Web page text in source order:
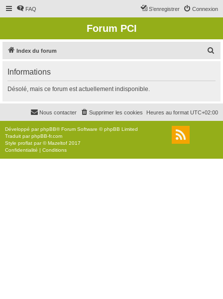
FAQ Connexion
S’enregistrer
Forum PCI
Index du forum
r
c
r
Informations
Désolé, mais ce forum est actuellement indisponible.
Heures au format UTC+02:00
Supprimer les cookies
Nous contacter
Développé parphpBB® Forum Software © phpBB Limited
Traduit parphpBB-fr.com
Style proflat par ©Mazeltof 2017
Confidentialité | Conditions